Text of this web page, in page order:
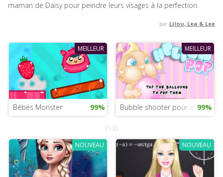
maman de Daisy pour peindre leurs visages à la perfection.
par Lilou, Lea & Lee
MEILLEUR
Bébés Monster 99%
MEILLEUR
Bubble shooter pour ipad99%
Pub
NOUVEAU NOUVEAU